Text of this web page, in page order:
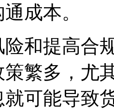
成本。
险和提高合
策繁多，尤
就可能导致